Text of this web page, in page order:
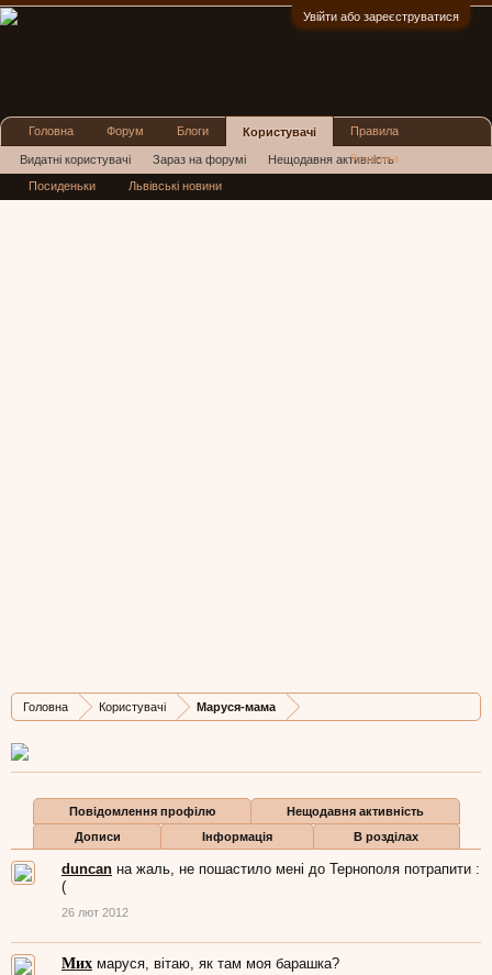
Увійти або зареєструватися
Головна Користувачі Маруся-мама
Дописів
4.366
Карма
15.631
Бали
113
Повідомлення профілю
Нещодавня активність
Дописи
Інформація В розділах
duncan на жаль, не пошастило мені до Тернополя потрапити :
(
26 лют 2012
Мих маруся, вітаю, як там моя барашка?
Головна Форум Блоги Користувачі
Видатні користувачі Зараз на форумі Нещодавня активність
Нові повідомлення профілю
Правила
Реклама
Посиденьки Львівські новини